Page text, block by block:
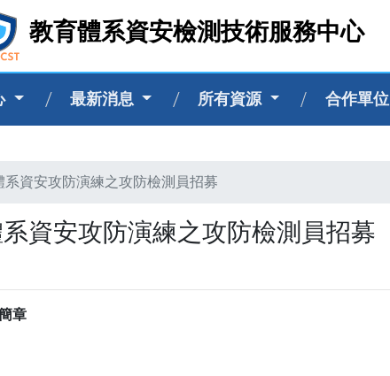
教育體系資安檢測技術服務中心
最新消息 所有資源 合作單位
系資安攻防演練之攻防檢測員招募
系資安攻防演練之攻防檢測員招募
章